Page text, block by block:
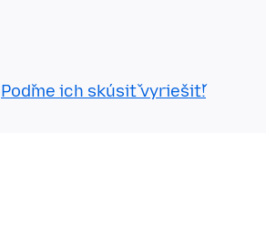
Poďme ich skúsiť vyriešiť!